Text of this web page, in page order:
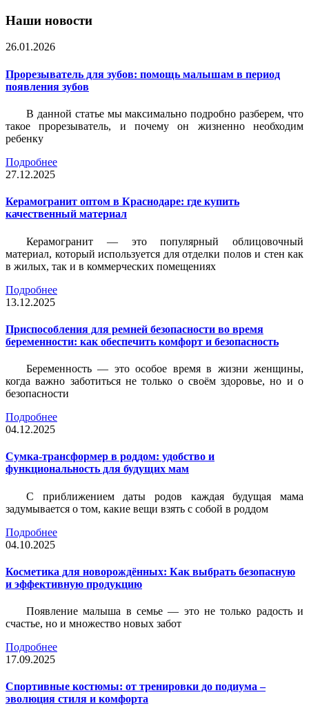
Наши новости
26.01.2026
Прорезыватель для зубов: помощь малышам в период
появления зубов
В данной статье мы максимально подробно разберем, что
такое прорезыватель, и почему он жизненно необходим
ребенку
Подробнее
27.12.2025
Керамогранит оптом в Краснодаре: где купить
качественный материал
Керамогранит — это популярный облицовочный
материал, который используется для отделки полов и стен как
в жилых, так и в коммерческих помещениях
Подробнее
13.12.2025
Приспособления для ремней безопасности во время
беременности: как обеспечить комфорт и безопасность
Беременность — это особое время в жизни женщины,
когда важно заботиться не только о своём здоровье, но и о
безопасности
Подробнее
04.12.2025
Сумка-трансформер в роддом: удобство и
функциональность для будущих мам
С приближением даты родов каждая будущая мама
задумывается о том, какие вещи взять с собой в роддом
Подробнее
04.10.2025
Косметика для новорождённых: Как выбрать безопасную
и эффективную продукцию
Появление малыша в семье — это не только радость и
счастье, но и множество новых забот
Подробнее
17.09.2025
Спортивные костюмы: от тренировки до подиума –
эволюция стиля и комфорта